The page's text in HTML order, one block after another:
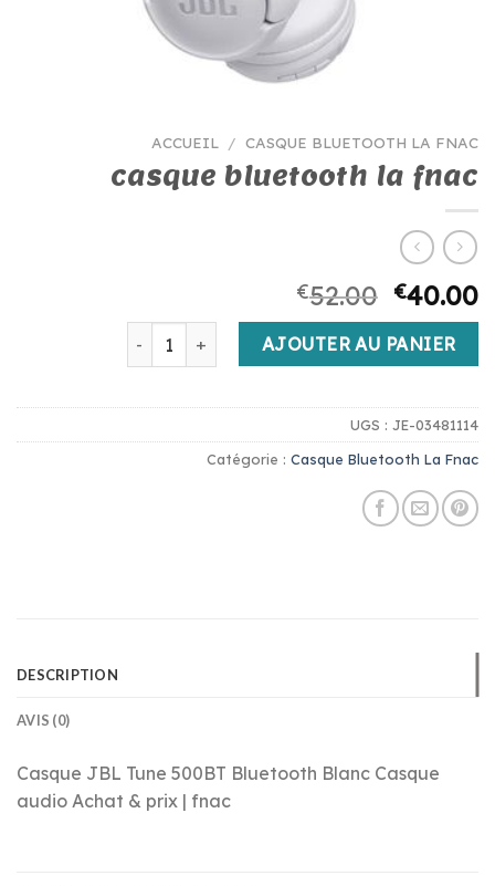
ACCUEIL / CASQUE BLUETOOTH LA FNAC
casque bluetooth la fnac
€52.00 €40.00
quantité de casque bluetooth la fnac
AJOUTER AU PANIER
UGS : JE-03481114
Catégorie : Casque Bluetooth La Fnac
DESCRIPTION
AVIS (0)
Casque JBL Tune 500BT Bluetooth Blanc Casque
audio Achat & prix | fnac